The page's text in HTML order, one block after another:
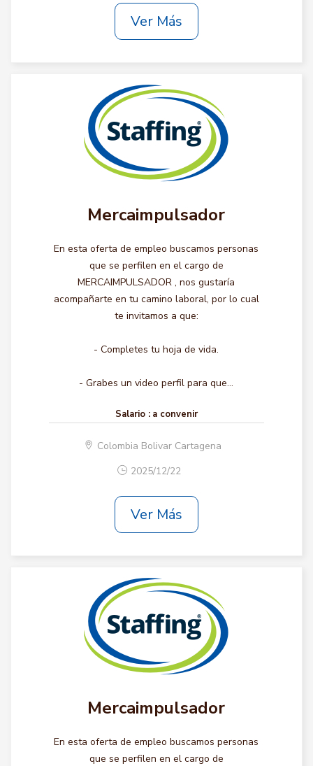
Ver Más
Mercaimpulsador
En esta oferta de empleo buscamos personas
que se perfilen en el cargo de
MERCAIMPULSADOR , nos gustaría
acompañarte en tu camino laboral, por lo cual
te invitamos a que:
- Completes tu hoja de vida.
- Grabes un video perfil para que...
Salario : a convenir
Colombia Bolivar Cartagena
2025/12/22
Ver Más
Mercaimpulsador
En esta oferta de empleo buscamos personas
que se perfilen en el cargo de